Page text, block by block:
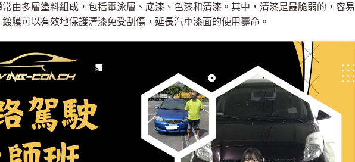
由多層塗料組成，包括電泳層、底漆、色漆和清漆。其中，清漆是最脆弱的，容易
膜可以有效地保護清漆免受刮傷，延長汽車漆面的使用壽命。